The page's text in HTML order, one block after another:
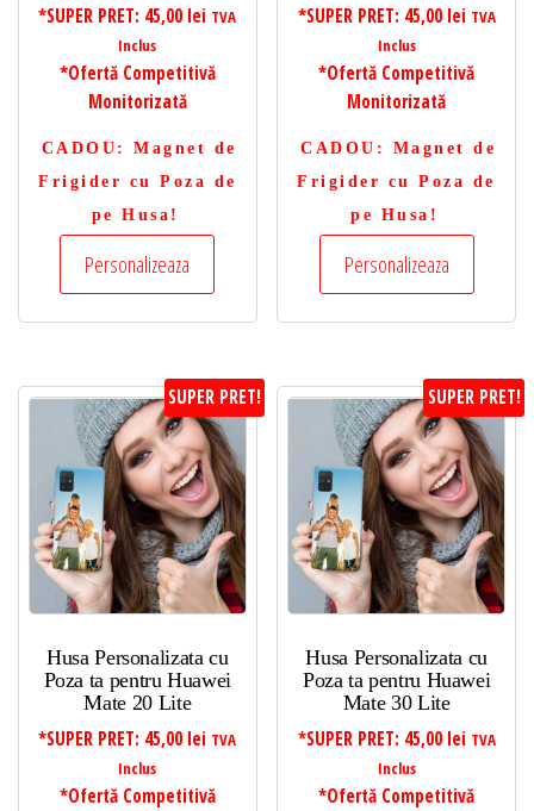
*SUPER PRET: 45,00 lei TVA
Inclus
*Ofertă Competitivă
Monitorizată
CADOU : Magnet de
Frigider cu Poza de
pe Husa!
Personalizeaza
*SUPER PRET: 45,00 lei TVA
Inclus
*Ofertă Competitivă
Monitorizată
CADOU : Magnet de
Frigider cu Poza de
pe Husa!
Personalizeaza
SUPER PRET!
Husa Personalizata cu
Poza ta pentru Huawei
Mate 20 Lite
*SUPER PRET: 45,00 lei TVA
Inclus
*Ofertă Competitivă
SUPER PRET!
Husa Personalizata cu
Poza ta pentru Huawei
Mate 30 Lite
*SUPER PRET: 45,00 lei TVA
Inclus
*Ofertă Competitivă